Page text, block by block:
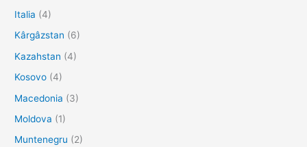
Italia (4)
Kârgâzstan (6)
Kazahstan (4)
Kosovo (4)
Macedonia (3)
Moldova (1)
Muntenegru (2)